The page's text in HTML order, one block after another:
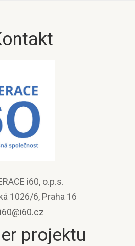
i60, o.p.s.
1026/6, Praha 16
i60@i60.cz
projektu